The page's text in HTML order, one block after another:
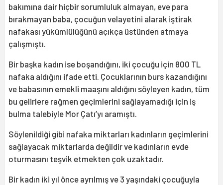
bakımına dair hiçbir sorumluluk almayan, eve para
bırakmayan baba, çocuğun velayetini alarak iştirak
nafakası yükümlülüğünü açıkça üstünden atmaya
çalışmıştı.
Bir başka kadın ise boşandığını, iki çocuğu için 800 TL
nafaka aldığını ifade etti. Çocuklarının burs kazandığını
ve babasının emekli maaşını aldığını söyleyen kadın, tüm
bu gelirlere rağmen geçimlerini sağlayamadığı için iş
bulma talebiyle Mor Çatı’yı aramıştı.
Söylenildiği gibi nafaka miktarları kadınların geçimlerini
sağlayacak miktarlarda değildir ve kadınların evde
oturmasını teşvik etmekten çok uzaktadır.
Bir kadın iki yıl önce ayrılmış ve 3 yaşındaki çocuğuyla